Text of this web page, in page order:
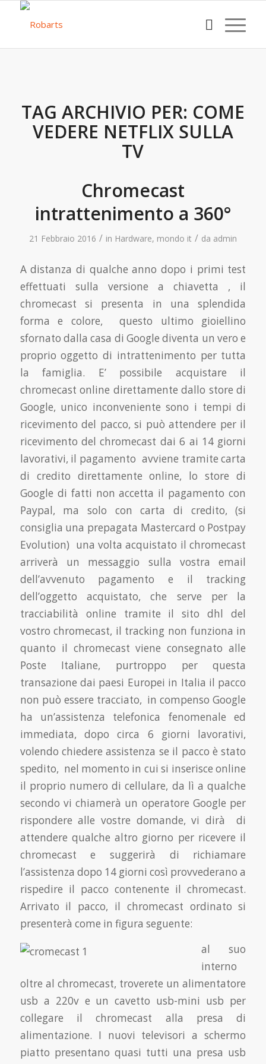
TAG ARCHIVIO PER: COME
VEDERE NETFLIX SULLA
TV
Chromecast
intrattenimento a 360°
21 Febbraio 2016 / in Hardware, mondo it / da admin
A distanza di qualche anno dopo i primi test
effettuati sulla versione a chiavetta , il
chromecast si presenta in una splendida
forma e colore, questo ultimo gioiellino
sfornato dalla casa di Google diventa un vero e
proprio oggetto di intrattenimento per tutta
la famiglia. E’ possibile acquistare il
chromecast online direttamente dallo store di
Google, unico inconveniente sono i tempi di
ricevimento del pacco, si può attendere per il
ricevimento del chromecast dai 6 ai 14 giorni
lavorativi, il pagamento avviene tramite carta
di credito direttamente online, lo store di
Google di fatti non accetta il pagamento con
Paypal, ma solo con carta di credito, (si
consiglia una prepagata Mastercard o Postpay
Evolution) una volta acquistato il chromecast
arriverà un messaggio sulla vostra email
dell’avvenuto pagamento e il tracking
dell’oggetto acquistato, che serve per la
tracciabilità online tramite il sito dhl del
vostro chromecast, il tracking non funziona in
quanto il chromecast viene consegnato alle
Poste Italiane, purtroppo per questa
transazione dai paesi Europei in Italia il pacco
non può essere tracciato, in compenso Google
ha un’assistenza telefonica fenomenale ed
immediata, dopo circa 6 giorni lavorativi,
volendo chiedere assistenza se il pacco è stato
spedito, nel momento in cui si inserisce online
il proprio numero di cellulare, da lì a qualche
secondo vi chiamerà un operatore Google per
rispondere alle vostre domande, vi dirà di
attendere qualche altro giorno per ricevere il
chromecast e suggerirà di richiamare
l’assistenza dopo 14 giorni così provvederano a
rispedire il pacco contenente il chromecast.
Arrivato il pacco, il chromecast ordinato si
presenterà come in figura seguente:
al suo
interno
oltre al chromecast, troverete un alimentatore
usb a 220v e un cavetto usb-mini usb per
collegare il chromecast alla presa di
alimentazione. I nuovi televisori a schermo
piatto presentano quasi tutti una presa usb